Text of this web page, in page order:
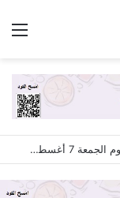
تراجع أسعار الزيتون بـ سوق العبور للجملة اليوم الجمعة 7 أغسطس 2026